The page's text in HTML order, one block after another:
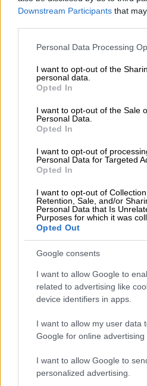
Downstream Participants that
Please note that this website/app
not limited to your visit or usage
grant or deny consent to Google
use your data for below specified
consent section.
Personal Data Processing
I want to opt-out of the
personal data.
Opted In
I want to opt-out of the Sale
Personal Data.
Opted In
I want to opt-out of
Personal Data for Targeted
Opted In
I want to opt-out of
Retention, Sale, and/or
Personal Data that Is
Purposes for which it was
Opted Out
Google consents
I want to allow Google to
related to advertising like
device identifiers in apps.
I want to allow my user data
Google for online advertising
I want to allow Google to
personalized advertising.
Κόσμος|11.11.2021 08:30
Στο ψυχιατρείο γιος
τη μητέρα του επειδή
Ο γιος τεμάχισε το
του σε 11 κομμάτια